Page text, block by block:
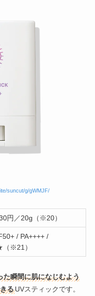
suncut/g/gWMJF/
円／20g（※20）
/ PA++++ /
※21）
た瞬間に肌になじむよう
るUVスティックです。